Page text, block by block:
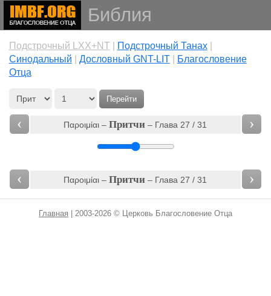
Библия
Подстрочный LXX+NT| Подстрочный Танах|
Cинодальный
Дословный GNT-LIT|
Благословение
Отца
Перейти
‹ Παροιμίαι –Притчи – Глава 27 / 31 ›
‹ Παροιμίαι –Притчи – Глава 27 / 31 ›
Главная | 2003-2026 © Церковь Благословение Отца